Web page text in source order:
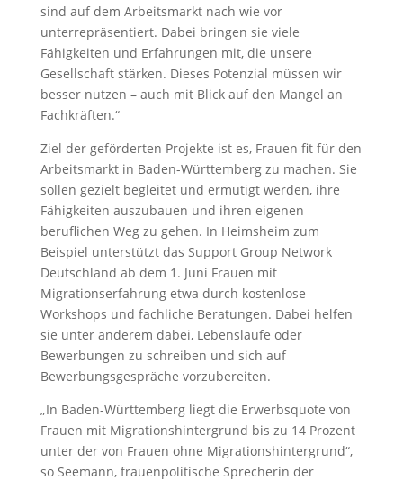
sind auf dem Arbeitsmarkt nach wie vor
unterrepräsentiert. Dabei bringen sie viele
Fähigkeiten und Erfahrungen mit, die unsere
Gesellschaft stärken. Dieses Potenzial müssen wir
besser nutzen – auch mit Blick auf den Mangel an
Fachkräften.“
Ziel der geförderten Projekte ist es, Frauen fit für den
Arbeitsmarkt in Baden-Württemberg zu machen. Sie
sollen gezielt begleitet und ermutigt werden, ihre
Fähigkeiten auszubauen und ihren eigenen
beruflichen Weg zu gehen. In Heimsheim zum
Beispiel unterstützt das Support Group Network
Deutschland ab dem 1. Juni Frauen mit
Migrationserfahrung etwa durch kostenlose
Workshops und fachliche Beratungen. Dabei helfen
sie unter anderem dabei, Lebensläufe oder
Bewerbungen zu schreiben und sich auf
Bewerbungsgespräche vorzubereiten.
„In Baden-Württemberg liegt die Erwerbsquote von
Frauen mit Migrationshintergrund bis zu 14 Prozent
unter der von Frauen ohne Migrationshintergrund“,
so Seemann, frauenpolitische Sprecherin der